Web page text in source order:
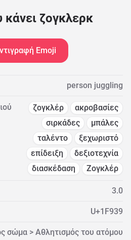
ζογκλερκ
Emoji
person juggling
ζογκλέρ
ακροβασίες
σιρκάδες
μπάλες
ταλέντο
ξεχωριστό
επίδειξη
δεξιοτεχνία
διασκέδαση
Ζογκλέρ
3.0
U+1F939
σώμα > Αθλητισμός του ατόμου